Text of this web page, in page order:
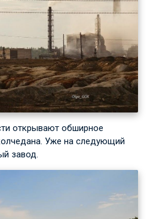
открывают обширное
Уже на следующий
завод.